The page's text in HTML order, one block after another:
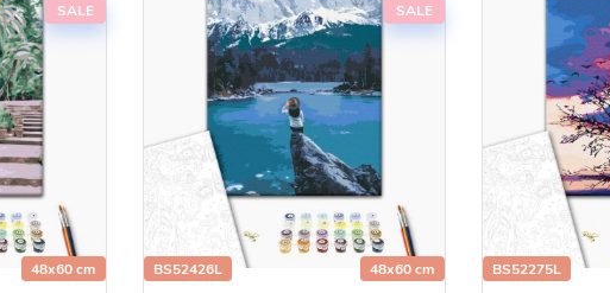
SALE
48x60 cm
SALE
BS52426L 48x60 cm BS52275L